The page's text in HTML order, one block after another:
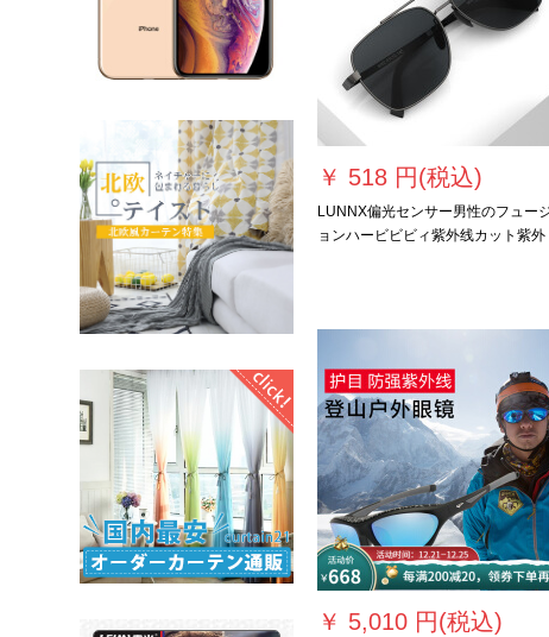
￥ 518 円(税込)
LUNNX偏光センサー男性のフュー
ョンハービビビィ紫外线カット紫外
のフレイムを偏动します。
￥ 5,010 円(税込)